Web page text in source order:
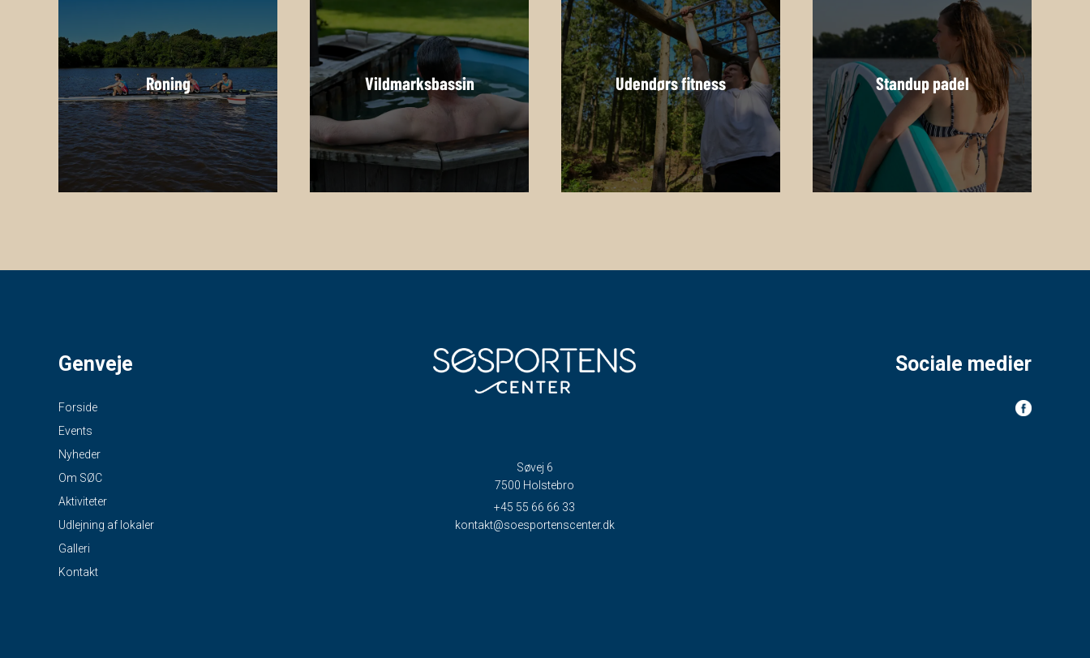
Roning Vildmarksbassin Udendørs fitness Standup padel
Genveje
Forside
Events
Nyheder
Om SØC
Aktiviteter
Udlejning af lokaler
Galleri
Kontakt
Søvej 6
7500 Holstebro
+45 55 66 66 33
kontakt@soesportenscenter.dk
Sociale medier